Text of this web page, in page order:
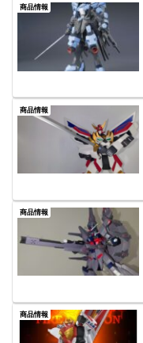
商品情報
商品情報
商品情報
商品情報